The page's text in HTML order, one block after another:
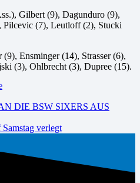
Gilbert (9), Dagunduro (9),
(7), Leutloff (2), Stucki
(9), Ensminger (14), Strasser (6),
(3), Ohlbrecht (3), Dupree (15).
DIE BSW SIXERS AUS
verlegt